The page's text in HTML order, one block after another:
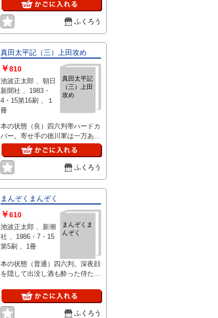
熊本城を築いた大坂城では秀頼が
成人し
ふくろう
真田太平記（三）上田攻め
真田太平記
（三）上田
攻め
￥810
池波正太郎 、朝日
新聞社 、1983・
4・15第16刷 、１
冊
本の状態（良）四六判帯ハードカ
バー。寄せ手の徳川軍は一万あま
り上田城に拠る真田軍は二千誰の
目にも勝ち目のない
ふくろう
まんぞくまんぞく
まんぞくま
んぞく
￥610
池波正太郎 、新潮
社 、1986・7・15
第5刷 、1冊
本の状態（普通）四六判。深夜顔
を隠して出没し酒も酔った侍たち
ふくろう